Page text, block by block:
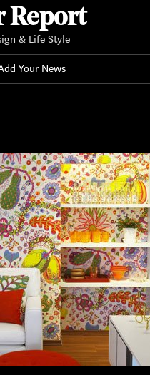
Report
& Life Style
Your News